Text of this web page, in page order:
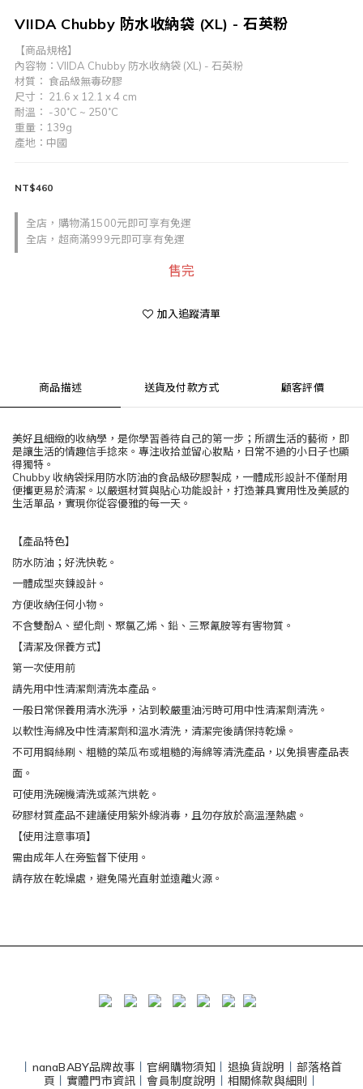
VIIDA Chubby 防水收納袋 (XL) - 石英粉
【商品規格】
內容物：VIIDA Chubby 防水收納袋 (XL) - 石英粉
材質： 食品級無毒矽膠
尺寸： 21.6 x 12.1 x 4 cm
耐溫： -30˚C ~ 250˚C
重量：139g
產地：中國
全店，購物滿1500元即可享有免運
全店，超商滿999元即可享有免運
NT$460
售完
加入追蹤清單
商品描述 送貨及付款方式 顧客評價
美好且細緻的收納學，是你學習善待自己的第一步；所謂生活的藝術，即
是讓生活的情趣信手捻來。專注收拾並留心妝點，日常不過的小日子也顯
得獨特。
Chubby 收納袋採用防水防油的食品級矽膠製成，一體成形設計不僅耐用
便攜更易於清潔。以嚴選材質與貼心功能設計，打造兼具實用性及美感的
生活單品，實現你從容優雅的每一天。
【產品特色】
防水防油；好洗快乾。
一體成型夾鍊設計。
方便收納任何小物。
不含雙酚A、塑化劑、聚氯乙烯、鉛、三聚氰胺等有害物質。
【清潔及保養方式】
第一次使用前
請先用中性清潔劑清洗本產品。
一般日常保養用清水洗淨，沾到較嚴重油污時可用中性清潔劑清洗。
以軟性海綿及中性清潔劑和溫水清洗，清潔完後請保持乾燥。
不可用鋼絲刷、粗糙的菜瓜布或粗糙的海綿等清洗產品，以免損害產品表
面。
可使用洗碗機清洗或蒸汽烘乾。
矽膠材質產品不建議使用紫外線消毒，且勿存放於高溫溼熱處。
【使用注意事項】
需由成年人在旁監督下使用。
請存放在乾燥處，避免陽光直射並遠離火源。
nanaBABY品牌故事 官網購物須知 退換貨說明
部落格首
頁
實體門市資訊 丨會員制度說明 相關條款與細則